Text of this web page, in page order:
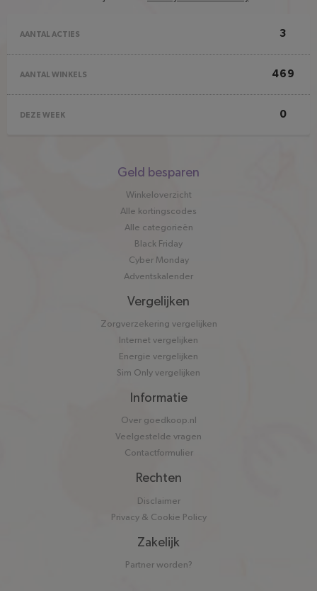
AANTAL ACTIES 3
AANTAL WINKELS 469
DEZE WEEK 0
Geld besparen
Winkeloverzicht
Alle kortingscodes
Alle categorieën
Black Friday
Cyber Monday
Adventskalender
Vergelijken
Zorgverzekering vergelijken
Internet vergelijken
Energie vergelijken
Sim Only vergelijken
Informatie
Over goedkoop.nl
Veelgestelde vragen
Contactformulier
Rechten
Disclaimer
Privacy & Cookie Policy
Zakelijk
Partner worden?